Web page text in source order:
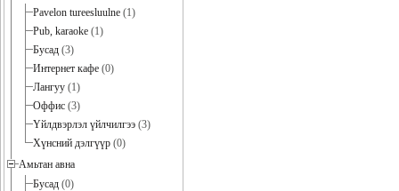
Pavelon tureesluulne (1)
Pub, karaoke (1)
Бусад (3)
Интернет кафе (0)
Лангуу (1)
Оффис (3)
Үйлдвэрлэл үйлчилгээ (3)
Хүнсний дэлгүүр (0)
Амьтан авна
Бусад (0)